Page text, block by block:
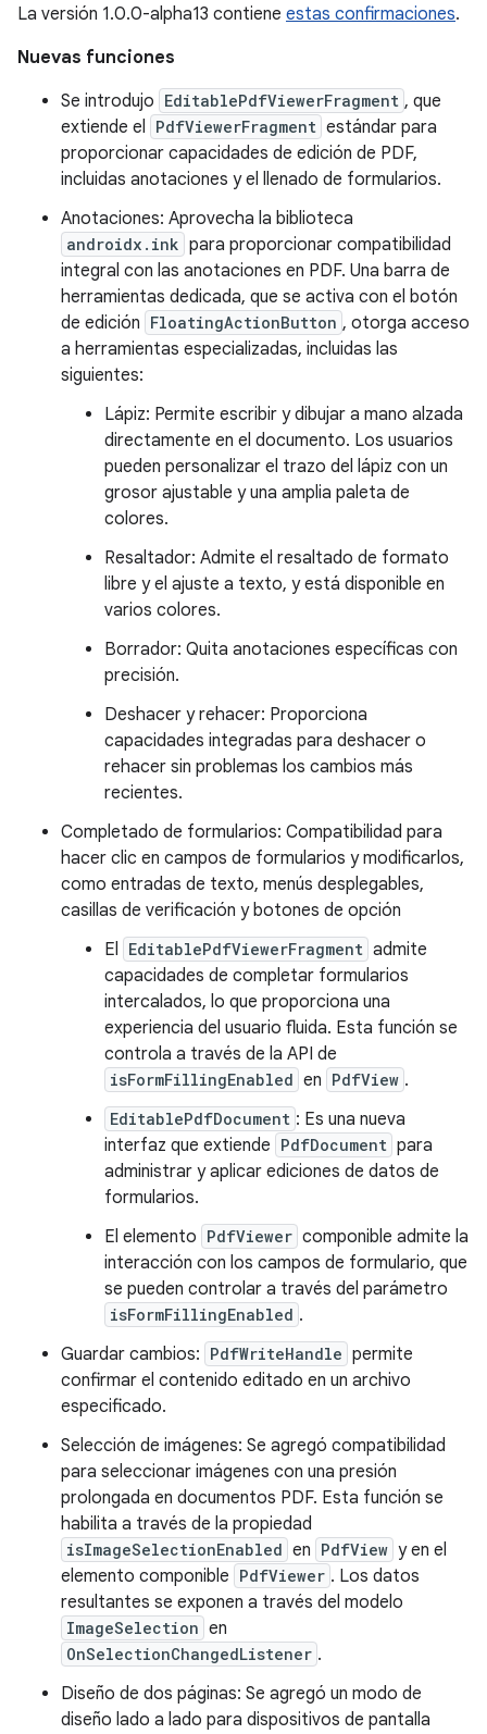
La versión 1.0.0-alpha13 contiene estas confirmaciones.
Nuevas funciones
Se introdujo EditablePdfViewerFragment , que
extiende el PdfViewerFragment estándar para
proporcionar capacidades de edición de PDF,
incluidas anotaciones y el llenado de formularios.
Anotaciones: Aprovecha la biblioteca
androidx.ink para proporcionar compatibilidad
integral con las anotaciones en PDF. Una barra de
herramientas dedicada, que se activa con el botón
de edición FloatingActionButton , otorga acceso
a herramientas especializadas, incluidas las
siguientes:
Lápiz: Permite escribir y dibujar a mano alzada
directamente en el documento. Los usuarios
pueden personalizar el trazo del lápiz con un
grosor ajustable y una amplia paleta de
colores.
Resaltador: Admite el resaltado de formato
libre y el ajuste a texto, y está disponible en
varios colores.
Borrador: Quita anotaciones específicas con
precisión.
Deshacer y rehacer: Proporciona
capacidades integradas para deshacer o
rehacer sin problemas los cambios más
recientes.
Completado de formularios: Compatibilidad para
hacer clic en campos de formularios y modificarlos,
como entradas de texto, menús desplegables,
casillas de verificación y botones de opción
El EditablePdfViewerFragment admite
capacidades de completar formularios
intercalados, lo que proporciona una
experiencia del usuario fluida. Esta función se
controla a través de la API de
isFormFillingEnabled en PdfView .
EditablePdfDocument : Es una nueva
interfaz que extiende PdfDocument para
administrar y aplicar ediciones de datos de
formularios.
El elemento PdfViewer componible admite la
interacción con los campos de formulario, que
se pueden controlar a través del parámetro
isFormFillingEnabled .
Guardar cambios: PdfWriteHandle permite
confirmar el contenido editado en un archivo
especificado.
Selección de imágenes: Se agregó compatibilidad
para seleccionar imágenes con una presión
prolongada en documentos PDF. Esta función se
habilita a través de la propiedad
isImageSelectionEnabled en PdfView y en el
elemento componible PdfViewer . Los datos
resultantes se exponen a través del modelo
ImageSelection en
OnSelectionChangedListener .
Diseño de dos páginas: Se agregó un modo de
diseño lado a lado para dispositivos de pantalla